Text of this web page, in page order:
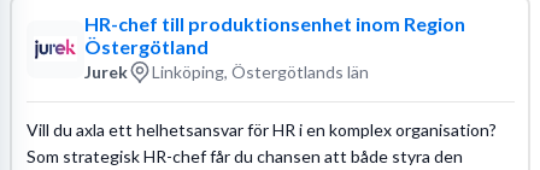
HR-chef till produktionsenhet inom Region
Östergötland
Jurek Linköping, Östergötlands län
Vill du axla ett helhetsansvar för HR i en komplex organisation?
Som strategisk HR-chef får du chansen att både styra den